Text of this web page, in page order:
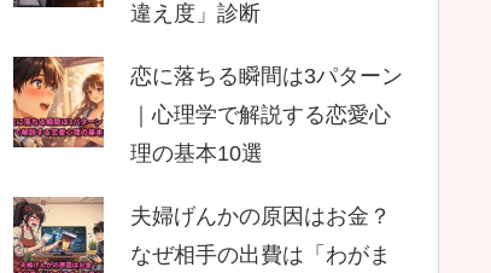
違え度」診断
恋に落ちる瞬間は3パターン
｜心理学で解説する恋愛心
理の基本10選
夫婦げんかの原因はお金？
なぜ相手の出費は「わがま